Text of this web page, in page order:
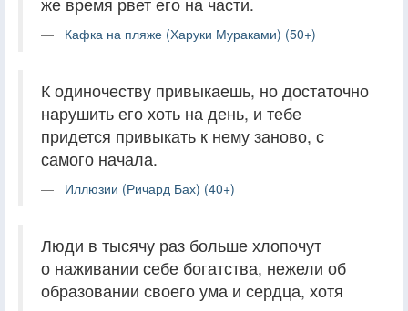
Кафка на пляже (Харуки Мураками) (50+)
К одиночеству привыкаешь, но достаточно
нарушить его хоть на день, и тебе
придется привыкать к нему заново, с
самого начала.
Иллюзии (Ричард Бах) (40+)
Люди в тысячу раз больше хлопочут
о наживании себе богатства, нежели об
образовании своего ума и сердца, хотя